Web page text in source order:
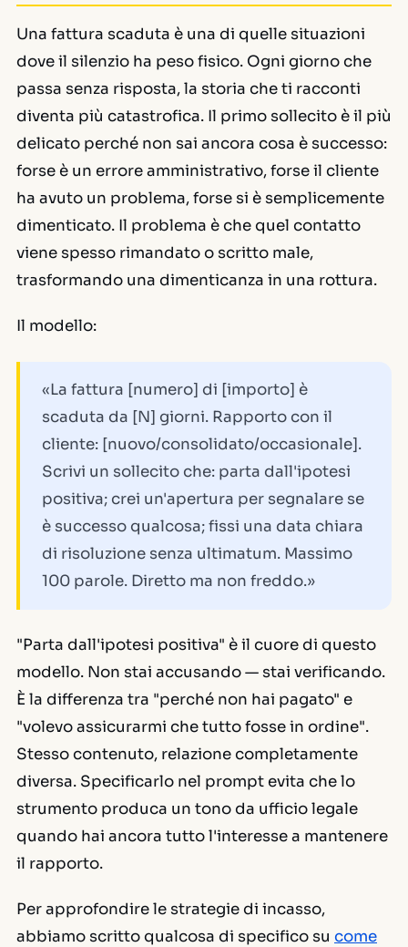
Una fattura scaduta è una di quelle situazioni
dove il silenzio ha peso fisico. Ogni giorno che
passa senza risposta, la storia che ti racconti
diventa più catastrofica. Il primo sollecito è il più
delicato perché non sai ancora cosa è successo:
forse è un errore amministrativo, forse il cliente
ha avuto un problema, forse si è semplicemente
dimenticato. Il problema è che quel contatto
viene spesso rimandato o scritto male,
trasformando una dimenticanza in una rottura.
Il modello:
«La fattura [numero] di [importo] è
scaduta da [N] giorni. Rapporto con il
cliente: [nuovo/consolidato/occasionale].
Scrivi un sollecito che: parta dall'ipotesi
positiva; crei un'apertura per segnalare se
è successo qualcosa; fissi una data chiara
di risoluzione senza ultimatum. Massimo
100 parole. Diretto ma non freddo.»
"Parta dall'ipotesi positiva" è il cuore di questo
modello. Non stai accusando — stai verificando.
È la differenza tra "perché non hai pagato" e
"volevo assicurarmi che tutto fosse in ordine".
Stesso contenuto, relazione completamente
diversa. Specificarlo nel prompt evita che lo
strumento produca un tono da ufficio legale
quando hai ancora tutto l'interesse a mantenere
il rapporto.
Per approfondire le strategie di incasso,
abbiamo scritto qualcosa di specifico su come